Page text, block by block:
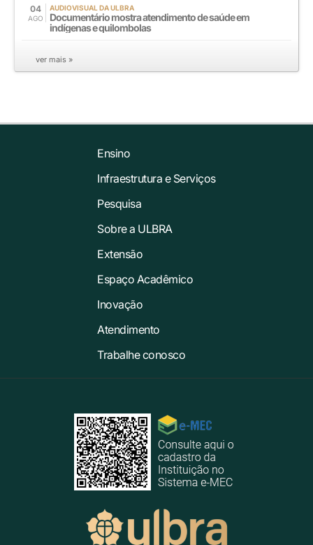
04
AGO
AUDIOVISUAL DA ULBRA
Documentário mostra atendimento de saúde em
indígenas e quilombolas
ver mais »
Ensino
Infraestrutura e Serviços
Pesquisa
Sobre a ULBRA
Extensão
Espaço Acadêmico
Inovação
Atendimento
Trabalhe conosco